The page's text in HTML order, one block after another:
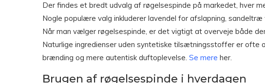
Der findes et bredt udvalg af røgelsespinde på markedet, hver
Nogle populære valg inkluderer lavendel for afslapning,
Når man vælger røgelsespinde, er det vigtigt at overveje både
Naturlige ingredienser uden syntetiske tilsætningsstoffer er ofte
brænding og mere autentisk duftoplevelse. Se mere her.
Brugen af røgelsespinde i hverdagen